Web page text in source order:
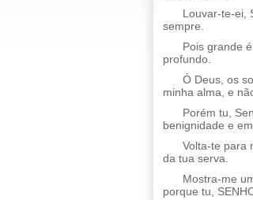
Louvar-te-ei,
sempre.
Pois grande
profundo.
Ó Deus, os
minha alma, e
Porém tu,
benignidade e
Volta-te para
da tua serva.
Mostra-me
porque tu,